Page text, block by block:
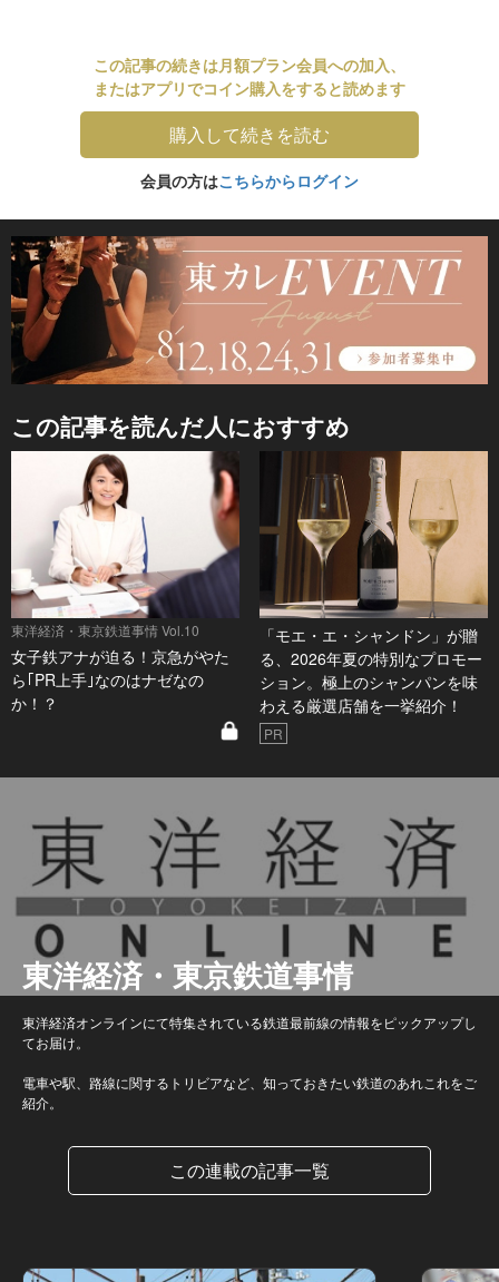
この記事の続きは月額プラン会員への加入、
またはアプリでコイン購入をすると読めます
購入して続きを読む
会員の方はこちらからログイン
この記事を読んだ人におすすめ
東洋経済・東京鉄道事情 Vol.10
女子鉄アナが迫る！京急がやた
ら｢PR上手｣なのはナゼなの
か！？
「モエ・エ・シャンドン」が贈
る、2026年夏の特別なプロモー
ション。極上のシャンパンを味
わえる厳選店舗を一挙紹介！
PR
東洋経済・東京鉄道事情
東洋経済オンラインにて特集されている鉄道最前線の情報をピックアップし
てお届け。
電車や駅、路線に関するトリビアなど、知っておきたい鉄道のあれこれをご
紹介。
この連載の記事一覧